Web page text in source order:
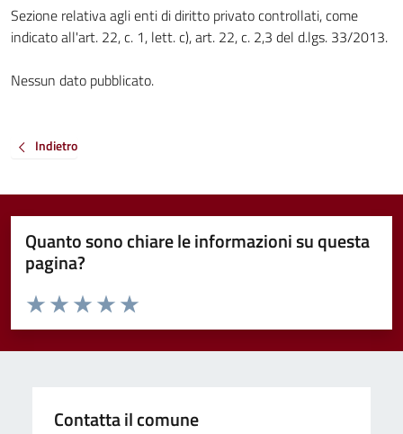
Sezione relativa agli enti di diritto privato controllati, come
indicato all'art. 22, c. 1, lett. c), art. 22, c. 2,3 del d.lgs. 33/2013.
Nessun dato pubblicato.
Indietro
Quanto sono chiare le informazioni su questa
pagina?
Valuta da 1 a 5 stelle la pagina
Valuta 5 stelle su 5
Valuta 4 stelle su 5
Valuta 3 stelle su 5
Valuta 2 stelle su 5
Valuta 1 stelle su 5
Contatta il comune